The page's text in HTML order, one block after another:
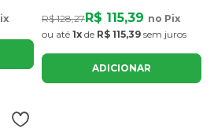
R$ 128,27R$ 115,39 no Pix
ou até 1x de R$ 115,39 sem juros
ADICIONAR